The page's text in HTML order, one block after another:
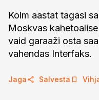
Kolm aastat tagasi
Moskvas
vaid garaaži osta
vahendas Interfaks.
Jaga Salvesta